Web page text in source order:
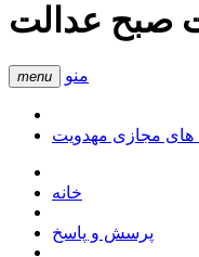
صبح عدالت
menu منو
های مجازی مهدویت
خانه
پرسش و پاسخ